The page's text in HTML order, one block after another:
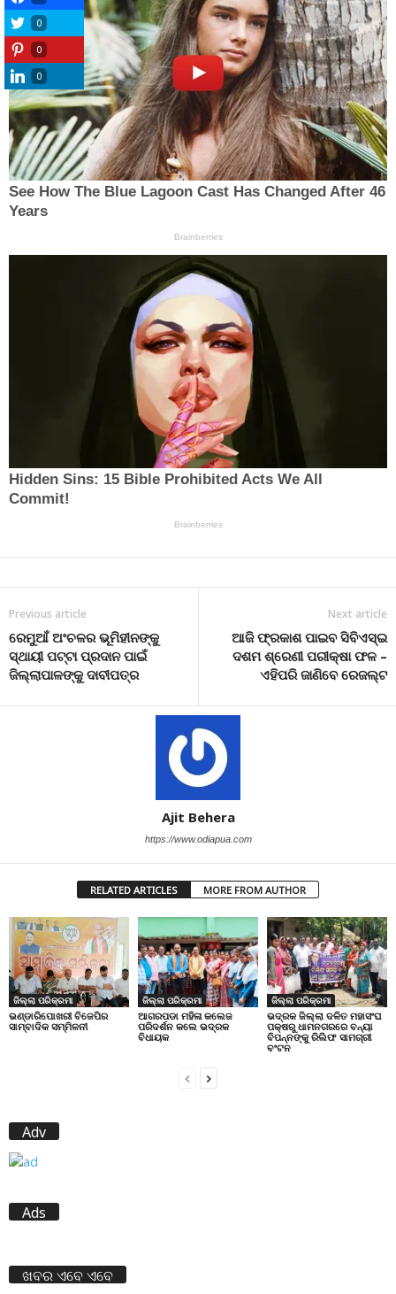
Previous article
ରେମୁଆଁ ଅଂଚଳର ଭୂମିହୀନଙ୍କୁ
ସ୍ଥାୟୀ ପଟ୍ଟା ପ୍ରଦାନ ପାଇଁ
ଜିଲ୍ଲାପାଳଙ୍କୁ ଦାବୀପତ୍ର
Next article
ଆଜି ଫ୍ରକାଶ ପାଇବ ସିବିଏସ୍ଇ
ଦଶମ ଶ୍ରେଣୀ ପରୀକ୍ଷା ଫଳ –
ଏହିପରି ଜାଣିବେ ରେଜଲ୍ଟ
Ajit Behera
https://www.odiapua.com
RELATED ARTICLES MORE FROM AUTHOR
ଜିଲ୍ଲା ପରିକ୍ରମା
ଭଣ୍ଡାରିପୋଖରୀ ବିଜେପିର
ସାମ୍ବାଦିକ ସମ୍ମିଳନୀ
ଜିଲ୍ଲା ପରିକ୍ରମା
ଆଗରପଡା ମହିଳା କଲେଜ
ପରିଦର୍ଶନ କଲେ ଭଦ୍ରକ
ବିଧାୟକ
ଜିଲ୍ଲା ପରିକ୍ରମା
ଭଦ୍ରକ ଜିଲ୍ଲା ଦଳିତ ମହାସଂଘ
ପକ୍ଷରୁ ଧାମନଗରରେ ବନ୍ୟା
ବିପନ୍ନଙ୍କୁ ରିଲିଫ ସାମଗ୍ରୀ
ବଂଟନ
Adv
Ads
ଖବର ଏବେ ଏବେ
0
0
0